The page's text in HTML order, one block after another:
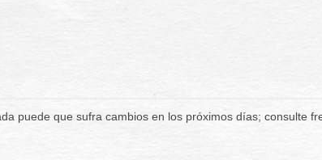
puede que sufra cambios en los próximos días; consulte